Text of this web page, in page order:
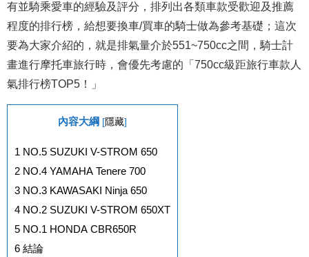
有並騎乘愛車的經驗及評分，排列出各類車款受歡迎及推薦
程度的排行榜，給想要換車/買車的騎士做為參考基礎；這次
要為大家介紹的，就是排氣量介於551~750cc之間，騎士計
畫進行摩托車旅行時，會優先考慮的「750cc級距旅行車款人
氣排行榜TOP5！」
內容大綱 [隱藏]
1 NO.5 SUZUKI V-STROM 650
2 NO.4 YAMAHA Tenere 700
3 NO.3 KAWASAKI Ninja 650
4 NO.2 SUZUKI V-STROM 650XT
5 NO.1 HONDA CBR650R
6 結論